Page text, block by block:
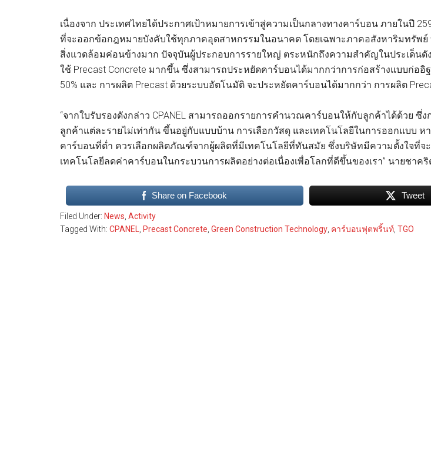
เนื่องจาก ประเทศไทยได้ประกาศเป้าหมายการเข้าสู่ความเป็นกลางทางคาร์บอน ภายในปี
ที่จะออกข้อกฎหมายบังคับใช้ทุกภาคอุตสาหกรรมในอนาคต โดยเฉพาะภาคอสังหาริมทรัพย์
สิ่งแวดล้อมค่อนข้างมาก ปัจจุบันผู้ประกอบการรายใหญ่ ตระหนักถึงความสำคัญในประเด็นดั
ใช้ Precast Concrete มากขึ้น ซึ่งสามารถประหยัดคาร์บอนได้มากกว่าการก่อสร้างแบบก่ออิ
50% และ การผลิต Precast ด้วยระบบอัตโนมัติ จะประหยัดคาร์บอนได้มากกว่า การผลิต
“จากใบรับรองดังกล่าว CPANEL สามารถออกรายการคำนวณคาร์บอนให้กับลูกค้าได้ด้วย ซึ่ง
ลูกค้าแต่ละรายไม่เท่ากัน ขึ้นอยู่กับแบบบ้าน การเลือกวัสดุ และเทคโนโลยีในการออกแบบ ห
คาร์บอนที่ต่ำ ควรเลือกผลิตภัณฑ์จากผู้ผลิตที่มีเทคโนโลยีที่ทันสมัย ซึ่งบริษัทมีความตั้งใจที่จ
เทคโนโลยีลดค่าคาร์บอนในกระบวนการผลิตอย่างต่อเนื่องเพื่อโลกที่ดีขึ้นของเรา” นายชาคริ
Share on Facebook Tweet
Filed Under: News, Activity
Tagged With: CPANEL, Precast Concrete, Green Construction Technology, คาร์บอนฟุตพริ้นท์, TGO